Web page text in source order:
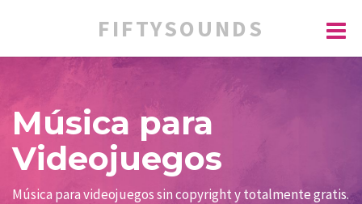
FIFTYSOUNDS
Música para
Videojuegos
Música para videojuegos sin copyright y totalmente gratis.